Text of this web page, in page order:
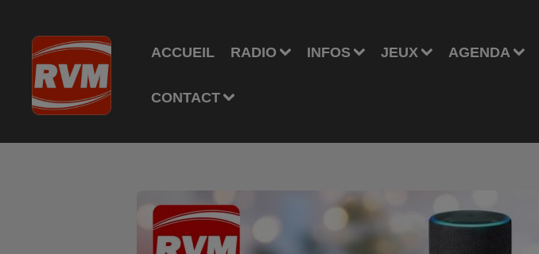
ACCUEIL RADIO INFOS JEUX AGENDA
CONTACT